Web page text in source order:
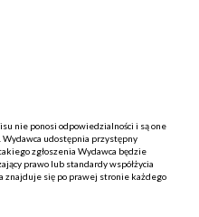
nie ponosi odpowiedzialności i są one
Wydawca udostępnia przystępny
zgłoszenia Wydawca będzie
prawo lub standardy współżycia
znajduje się po prawej stronie każdego